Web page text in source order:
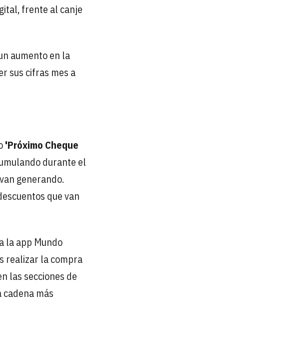
frente al canje
aumento en la
sus cifras mes a
'Próximo Cheque
durante el
generando.
que van
la app Mundo
realizar la compra
las secciones de
más